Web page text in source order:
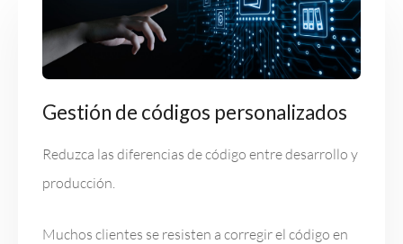
Gestión de códigos personalizados
Reduzca las diferencias de código entre desarrollo y
producción.
Muchos clientes se resisten a corregir el código en